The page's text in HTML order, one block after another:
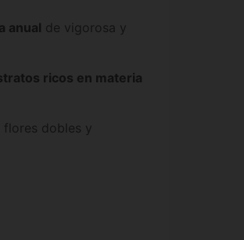
anual de vigorosa y
ricos en materia
dobles y